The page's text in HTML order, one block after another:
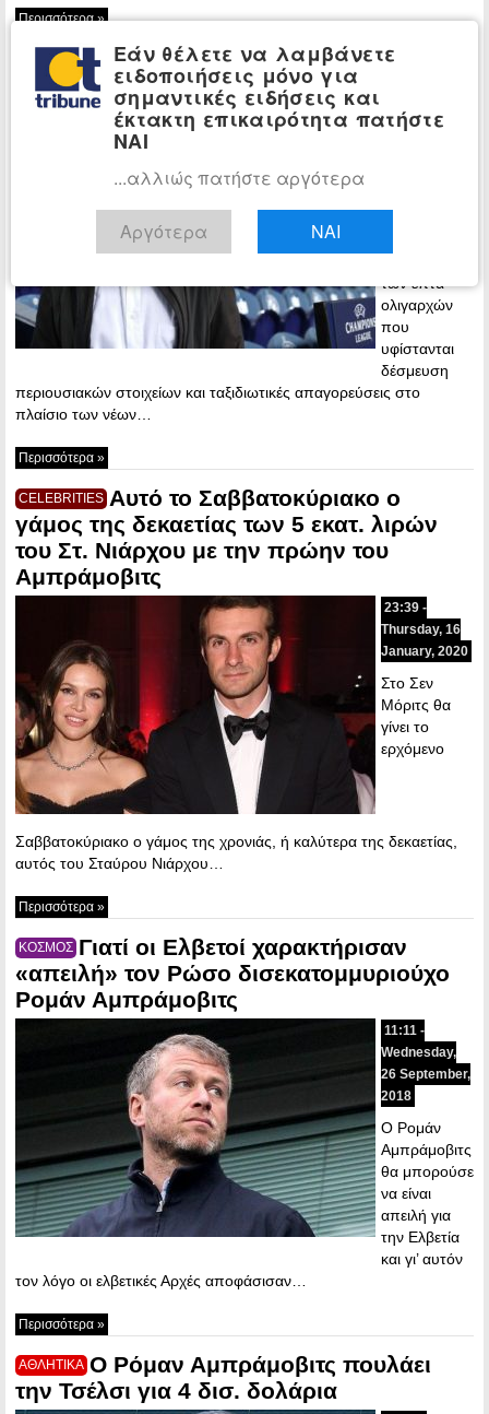
Περισσότερα »
ΚΟΣΜΟΣ Βαριές κυρώσεις στον Ρομάν
Αμπράμοβιτς – Δέσμευση περιουσιακών
στοιχείων
των επτά
ολιγαρχών
που
υφίστανται
δέσμευση
περιουσιακών στοιχείων και ταξιδιωτικές απαγορεύσεις στο
πλαίσιο των νέων…
Περισσότερα »
CELEBRITIES Αυτό το Σαββατοκύριακο ο
γάμος της δεκαετίας των 5 εκατ. λιρών
του Στ. Νιάρχου με την πρώην του
Αμπράμοβιτς
23:39 -
Thursday, 16
January, 2020
Στο Σεν
Μόριτς θα
γίνει το
ερχόμενο
Σαββατοκύριακο ο γάμος της χρονιάς, ή καλύτερα της δεκαετίας,
αυτός του Σταύρου Νιάρχου…
Περισσότερα »
ΚΟΣΜΟΣ Γιατί οι Ελβετοί χαρακτήρισαν
«απειλή» τον Ρώσο δισεκατομμυριούχο
Ρομάν Αμπράμοβιτς
11:11 -
Wednesday,
26 September,
2018
Ο Ρομάν
Αμπράμοβιτς
θα μπορούσε
να είναι
απειλή για
την Ελβετία
και γι’ αυτόν
τον λόγο οι ελβετικές Αρχές αποφάσισαν…
Περισσότερα »
ΑΘΛΗΤΙΚΑ Ο Ρόμαν Αμπράμοβιτς πουλάει
την Τσέλσι για 4 δισ. δολάρια
Εάν θέλετε να λαμβάνετε
ειδοποιήσεις μόνο για
σημαντικές ειδήσεις και
έκτακτη επικαιρότητα πατήστε
ΝΑΙ
...αλλιώς πατήστε αργότερα
Αργότερα ΝΑΙ